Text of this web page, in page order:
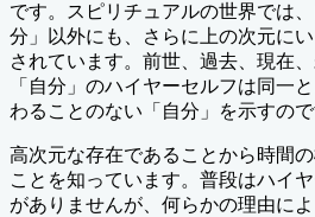
です。スピリチュアルの世界では
分」以外にも、さらに上の次元に
されています。前世、過去、現在
「自分」のハイヤーセルフは同一
わることのない「自分」を示すので
高次元な存在であることから時間
ことを知っています。普段はハイ
がありませんが、何らかの理由に